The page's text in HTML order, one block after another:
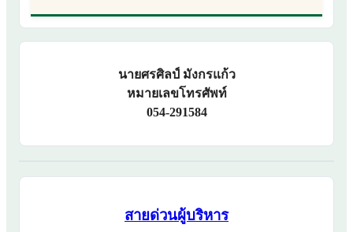
นายศรศิลป์ มังกรแก้ว
หมายเลขโทรศัพท์
054-291584
สายด่วนผู้บริหาร